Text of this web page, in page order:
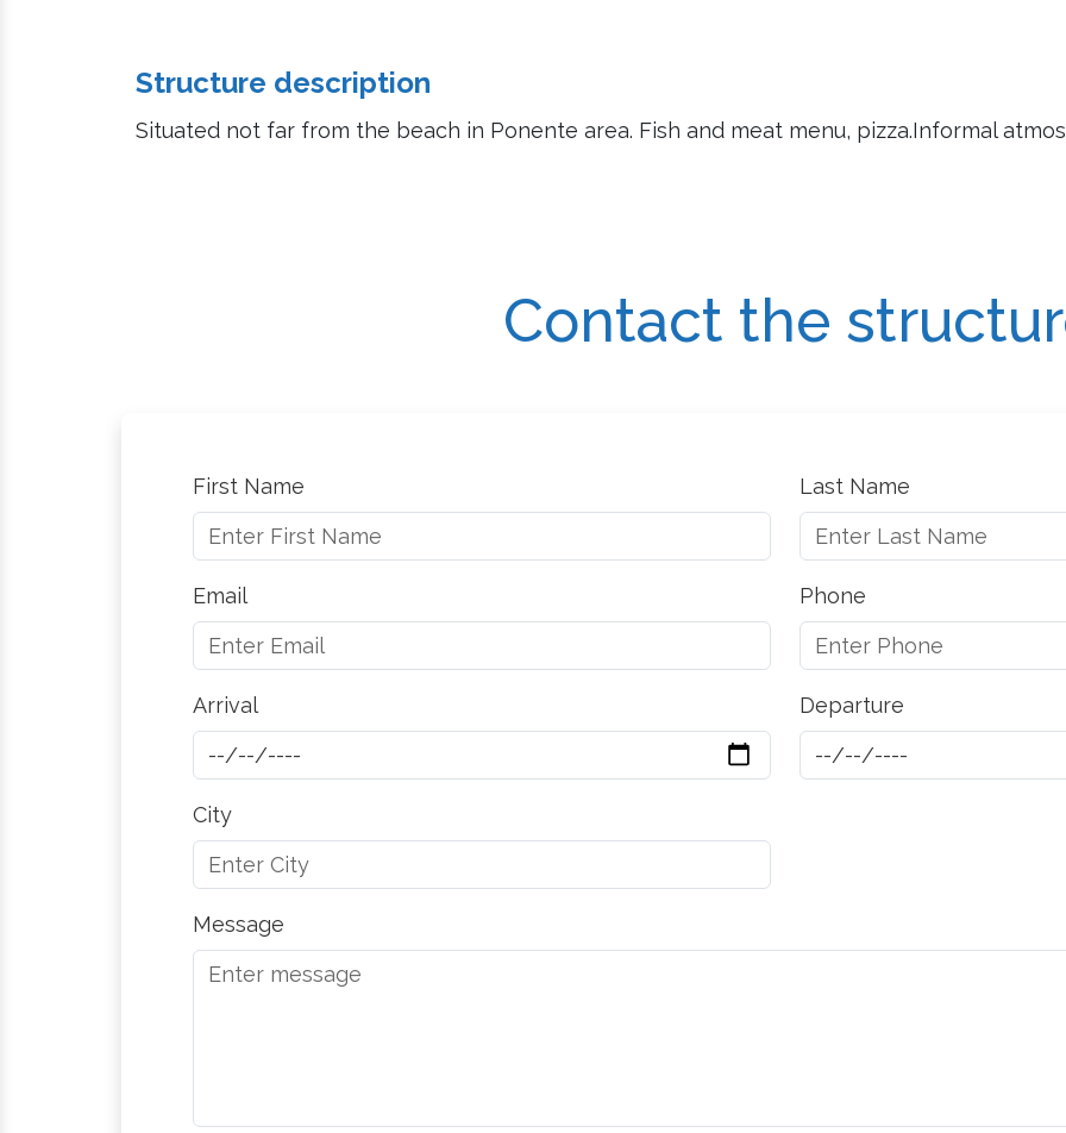
Structure description
Situated not far from the beach in Ponente area. Fish and meat menu, pizza.Informal
Contact the
First Name Last Name
Email Phone
Arrival Departure
City
Message